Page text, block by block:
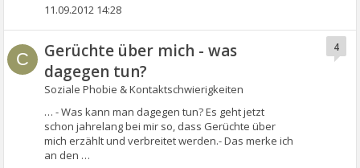
11.09.2012 14:28
C
Gerüchte über mich - was
dagegen tun?
Soziale Phobie & Kontaktschwierigkeiten
… - Was kann man dagegen tun? Es geht jetzt
schon jahrelang bei mir so, dass Gerüchte über
mich erzählt und verbreitet werden.- Das merke ich
an den …
4